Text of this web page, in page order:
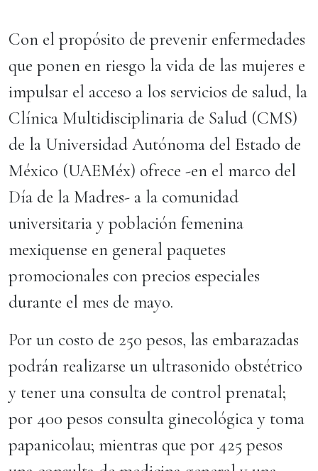
Con el propósito de prevenir enfermedades
que ponen en riesgo la vida de las mujeres e
impulsar el acceso a los servicios de salud, la
Clínica Multidisciplinaria de Salud (CMS)
de la Universidad Autónoma del Estado de
México (UAEMéx) ofrece -en el marco del
Día de la Madres- a la comunidad
universitaria y población femenina
mexiquense en general paquetes
promocionales con precios especiales
durante el mes de mayo.
Por un costo de 250 pesos, las embarazadas
podrán realizarse un ultrasonido obstétrico
y tener una consulta de control prenatal;
por 400 pesos consulta ginecológica y toma
papanicolau; mientras que por 425 pesos